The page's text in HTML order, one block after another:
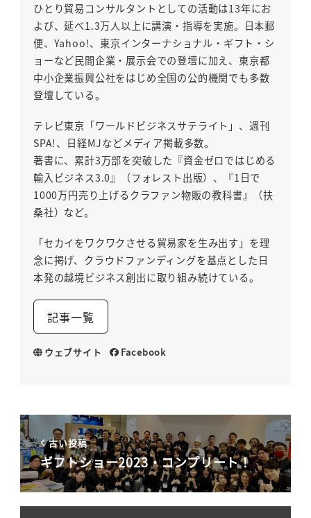
ひとり貿易コンサルタントとしての活動は13年にお
よび、延べ1.3万人以上に講演・指導を実施。日本郵
便、Yahoo!、東京インターナショナル・ギフト・シ
ョーなど民間企業・展示会での登壇に加え、東京都
中小企業振興公社をはじめ全国の公的機関でも多数
登壇している。
テレビ東京「ワールドビジネスサテライト」、週刊
SPA!、日経MJなどメディア掲載多数。
著書に、累計3万部を突破した『資金ゼロではじめる
輸入ビジネス3.0』（フォレスト出版）、『1日で
1000万円売り上げるクラファン物販の教科書』（扶
桑社）など。
「セカイをワクワクさせる貿易家を生み出す」を理
念に掲げ、クラウドファンディングを基点とした日
本発の越境ビジネス創出に取り組み続けている。
記事一覧
ウェブサイト Facebook
古い投稿
ギフトショー2023・コンプリート！